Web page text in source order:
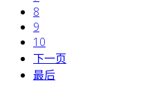
8
9
10
下一页
最后